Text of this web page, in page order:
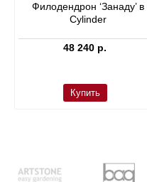
Филодендрон ‘Занаду’ в
Cylinder
48 240 р.
Купить